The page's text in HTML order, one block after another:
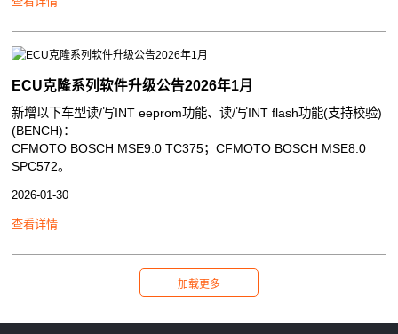
ECU克隆系列软件升级公告2026年1月
新增以下车型读/写INT eeprom功能、读/写INT flash功能(支持校验)
(BENCH)：
CFMOTO BOSCH MSE9.0 TC375；CFMOTO BOSCH MSE8.0
SPC572。
2026-01-30
查看详情